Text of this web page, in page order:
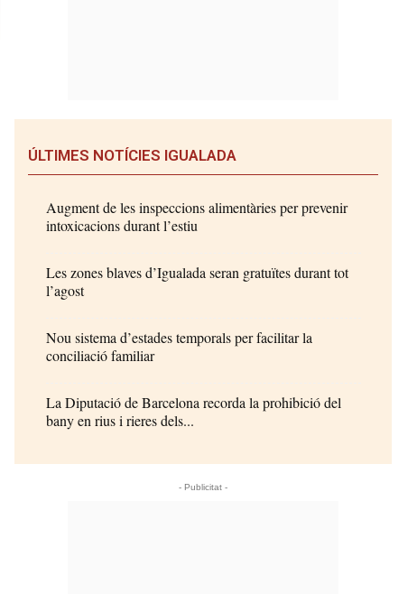
ÚLTIMES NOTÍCIES IGUALADA
Augment de les inspeccions alimentàries per prevenir
intoxicacions durant l’estiu
Les zones blaves d’Igualada seran gratuïtes durant tot
l’agost
Nou sistema d’estades temporals per facilitar la
conciliació familiar
La Diputació de Barcelona recorda la prohibició del
bany en rius i rieres dels...
- Publicitat -